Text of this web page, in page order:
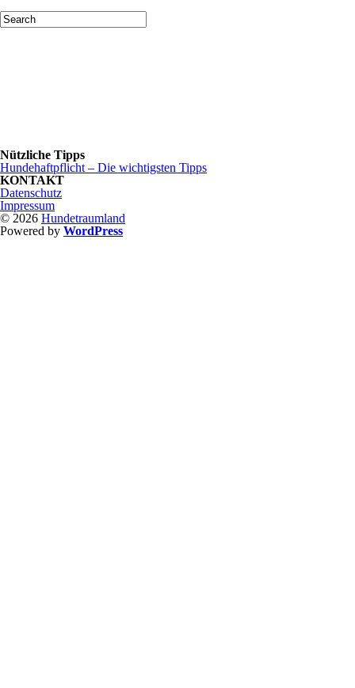
Nützliche Tipps
Hundehaftpflicht – Die wichtigsten Tipps
KONTAKT
Datenschutz
Impressum
© 2026 Hundetraumland
Powered by WordPress